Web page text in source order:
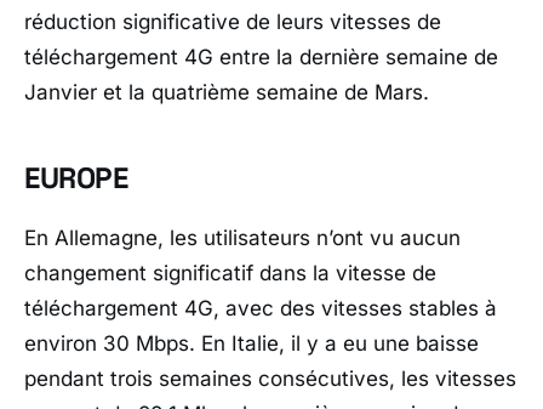
réduction significative de leurs vitesses de
téléchargement 4G entre la dernière semaine de
Janvier et la quatrième semaine de Mars.
EUROPE
En Allemagne, les utilisateurs n’ont vu aucun
changement significatif dans la vitesse de
téléchargement 4G, avec des vitesses stables à
environ 30 Mbps. En Italie, il y a eu une baisse
pendant trois semaines consécutives, les vitesses